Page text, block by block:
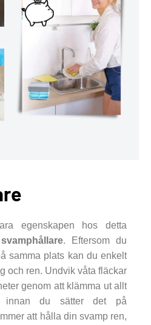
egenskapen hos detta
svamphållare. Eftersom du
samma plats kan du enkelt
och ren. Undvik våta fläckar
genom att klämma ut allt
innan du sätter det på
att hålla din svamp ren,